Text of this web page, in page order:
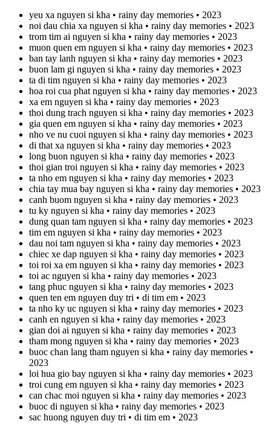
yeu xa nguyen si kha • rainy day memories • 2023
noi dau chia xa nguyen si kha • rainy day memories • 2023
trom tim ai nguyen si kha • rainy day memories • 2023
muon quen em nguyen si kha • rainy day memories • 2023
ban tay lanh nguyen si kha • rainy day memories • 2023
buon lam gi nguyen si kha • rainy day memories • 2023
ta di tim nguyen si kha • rainy day memories • 2023
hoa roi cua phat nguyen si kha • rainy day memories • 2023
xa em nguyen si kha • rainy day memories • 2023
thoi dung trach nguyen si kha • rainy day memories • 2023
gia quen em nguyen si kha • rainy day memories • 2023
nho ve nu cuoi nguyen si kha • rainy day memories • 2023
di that xa nguyen si kha • rainy day memories • 2023
long buon nguyen si kha • rainy day memories • 2023
thoi gian troi nguyen si kha • rainy day memories • 2023
ta nho em nguyen si kha • rainy day memories • 2023
chia tay mua bay nguyen si kha • rainy day memories • 2023
canh buom nguyen si kha • rainy day memories • 2023
tu ky nguyen si kha • rainy day memories • 2023
dung quan tam nguyen si kha • rainy day memories • 2023
tim em nguyen si kha • rainy day memories • 2023
dau noi tam nguyen si kha • rainy day memories • 2023
chiec xe dap nguyen si kha • rainy day memories • 2023
toi roi xa em nguyen si kha • rainy day memories • 2023
toi ac nguyen si kha • rainy day memories • 2023
tang phuc nguyen si kha • rainy day memories • 2023
quen ten em nguyen duy tri • di tim em • 2023
ta nho ky uc nguyen si kha • rainy day memories • 2023
canh en nguyen si kha • rainy day memories • 2023
gian doi ai nguyen si kha • rainy day memories • 2023
tham mong nguyen si kha • rainy day memories • 2023
buoc chan lang tham nguyen si kha • rainy day memories •
2023
loi hua gio bay nguyen si kha • rainy day memories • 2023
troi cung em nguyen si kha • rainy day memories • 2023
can chac moi nguyen si kha • rainy day memories • 2023
buoc di nguyen si kha • rainy day memories • 2023
sac huong nguyen duy tri • di tim em • 2023